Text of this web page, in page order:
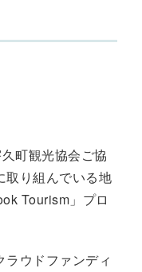
町観光協会ご協
取り組んでいる地
Tourism」プロ
ウドファンディ